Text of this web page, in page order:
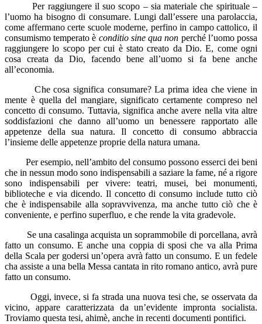
Per raggiungere il suo scopo – sia materiale che spirituale –
l’uomo ha bisogno di consumare. Lungi dall’essere una parolaccia,
come affermano certe scuole moderne, perfino in campo cattolico, il
consumismo temperato è conditio sine qua non perché l’uomo possa
raggiungere lo scopo per cui è stato creato da Dio. E, come ogni
cosa creata da Dio, facendo bene all’uomo si fa bene anche
all’economia.
Che cosa significa consumare? La prima idea che viene in
mente è quella del mangiare, significato certamente compreso nel
concetto di consumo. Tuttavia, significa anche avere nella vita altre
soddisfazioni che danno all’uomo un benessere rapportato alle
appetenze della sua natura. Il concetto di consumo abbraccia
l’insieme delle appetenze proprie della natura umana.
Per esempio, nell’ambito del consumo possono esserci dei beni
che in nessun modo sono indispensabili a saziare la fame, né a rigore
sono indispensabili per vivere: teatri, musei, bei monumenti,
biblioteche e via dicendo. Il concetto di consumo include tutto ciò
che è indispensabile alla sopravvivenza, ma anche tutto ciò che è
conveniente, e perfino superfluo, e che rende la vita gradevole.
Se una casalinga acquista un soprammobile di porcellana, avrà
fatto un consumo. E anche una coppia di sposi che va alla Prima
della Scala per godersi un’opera avrà fatto un consumo. E un fedele
cha assiste a una bella Messa cantata in rito romano antico, avrà pure
fatto un consumo.
Oggi, invece, si fa strada una nuova tesi che, se osservata da
vicino, appare caratterizzata da un’evidente impronta socialista.
Troviamo questa tesi, ahimè, anche in recenti documenti pontifici.